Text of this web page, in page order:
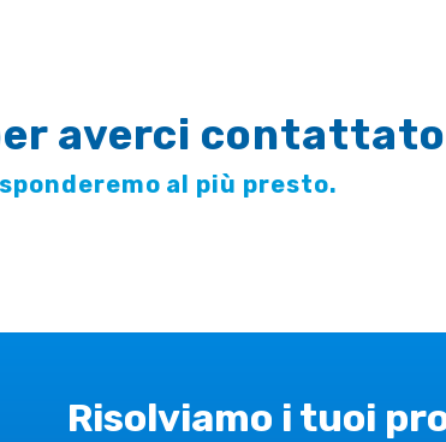
averci
al più presto.
Risolviamo i tuoi